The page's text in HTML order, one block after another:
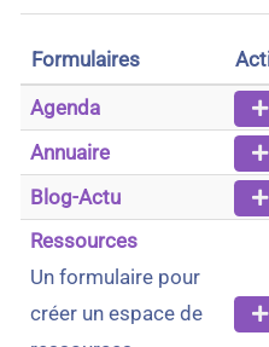
Formulaires
Agenda
Annuaire
Blog-Actu
Ressources
Un formulaire pour
créer un espace de